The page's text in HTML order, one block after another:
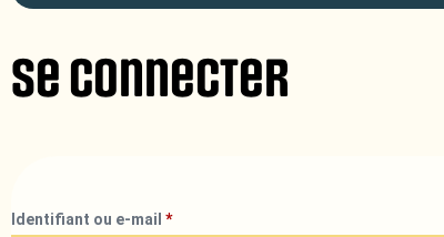
Se connecter
Identifiant ou e-mail *